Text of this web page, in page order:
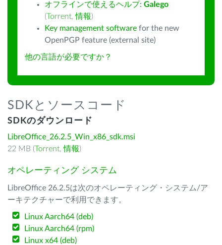
オフラインで使えるヘルプ: Galego
(Torrent,情報)
Key management software for the new
OpenPGP feature (external site)
他の言語が必要ですか？
SDKとソースコード
SDKのダウンロード
LibreOffice_26.2.5_Win_x86_sdk.msi
22 MB (Torrent,情報)
オペレーティング システム
LibreOffice 26.2.5は次のオペレーティング・システム/ア
ーキテクチャーで利用できます。
Linux Aarch64 (deb)
Linux Aarch64 (rpm)
Linux x64 (deb)